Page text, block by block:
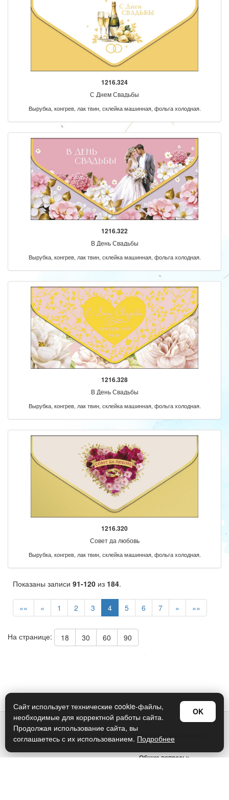
1216.324
С Днем Свадьбы
Вырубка, конгрев, лак твин, склейка машинная, фольга холодная.
1216.322
В День Свадьбы
Вырубка, конгрев, лак твин, склейка машинная, фольга холодная.
1216.328
В День Свадьбы
Вырубка, конгрев, лак твин, склейка машинная, фольга холодная.
1216.320
Совет да любовь
Вырубка, конгрев, лак твин, склейка машинная, фольга холодная.
Показаны записи 91-120 из 184.
«« « 1 2 3 4 5 6 7 » »»
На странице: 18 30 60 90
© Арт Дизайн 2026
Политика конфиденциальности и обработки персональных данных
Правила использования
Общие вопросы:
Сайт использует технические cookie-файлы,
необходимые для корректной работы сайта.
Продолжая использование сайта, вы
соглашаетесь с их использованием. Подробнее
OK